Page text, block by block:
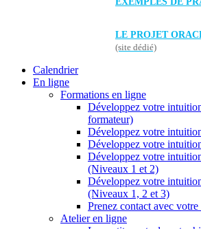
LE PROJET
(site dédié)
Calendrier
En ligne
Formations en ligne
Développez votre
formateur)
Développez votre
Développez votre
Développez votre
(Niveaux 1 et 2)
Développez votre
(Niveaux 1, 2 et 3)
Prenez contact avec
Atelier en ligne